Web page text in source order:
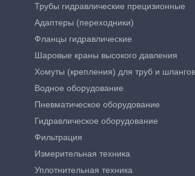
Трубы гидравлические прецизионные
Адаптеры (переходники)
Фланцы гидравлические
Шаровые краны высокого давления
Хомуты (крепления) для труб и шлангов
Водное оборудование
Пневматическое оборудование
Гидравлическое оборудование
Фильтрация
Измерительная техника
Уплотнительная техника